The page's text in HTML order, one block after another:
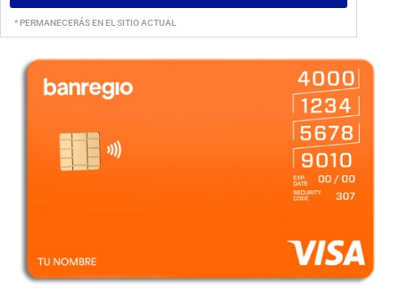
* PERMANECERÁS EN EL SITIO ACTUAL